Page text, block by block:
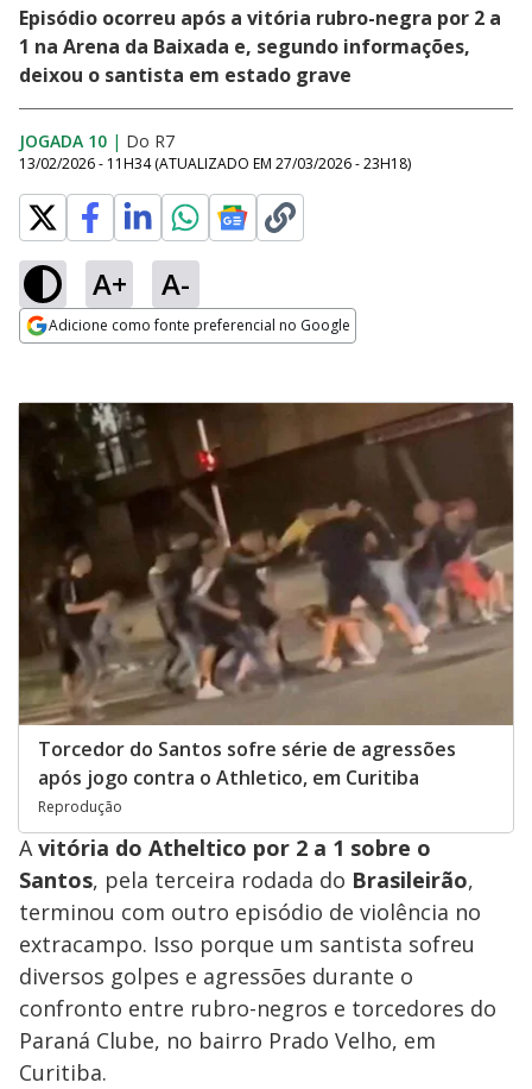
Episódio ocorreu após a vitória rubro-negra por 2 a
1 na Arena da Baixada e, segundo informações,
deixou o santista em estado grave
JOGADA 10 | Do R7
13/02/2026 - 11H34 (ATUALIZADO EM 27/03/2026 - 23H18)
A+ A-
Adicione como fonte preferencial no Google
Torcedor do Santos sofre série de agressões
após jogo contra o Athletico, em Curitiba
Reprodução
Avitória do Atheltico por 2 a 1 sobre o
Santos, pela terceira rodada do Brasileirão,
terminou com outro episódio de violência no
extracampo. Isso porque um santista sofreu
diversos golpes e agressões durante o
confronto entre rubro-negros e torcedores do
Paraná Clube, no bairro Prado Velho, em
Curitiba.